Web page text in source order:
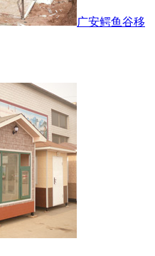
广安鳄鱼谷移